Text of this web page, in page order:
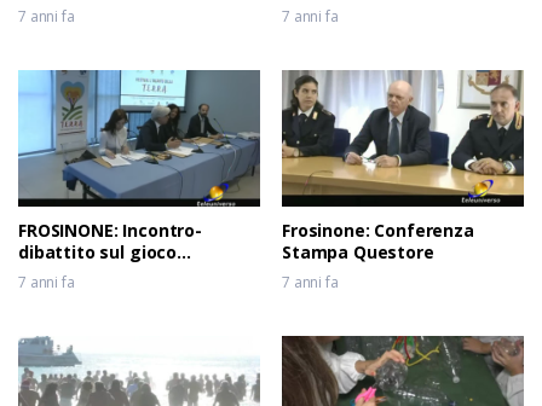
7 anni fa 7 anni fa
FROSINONE: Incontro-
dibattito sul gioco
d’azzardo
7 anni fa
Frosinone: Conferenza
Stampa Questore
7 anni fa